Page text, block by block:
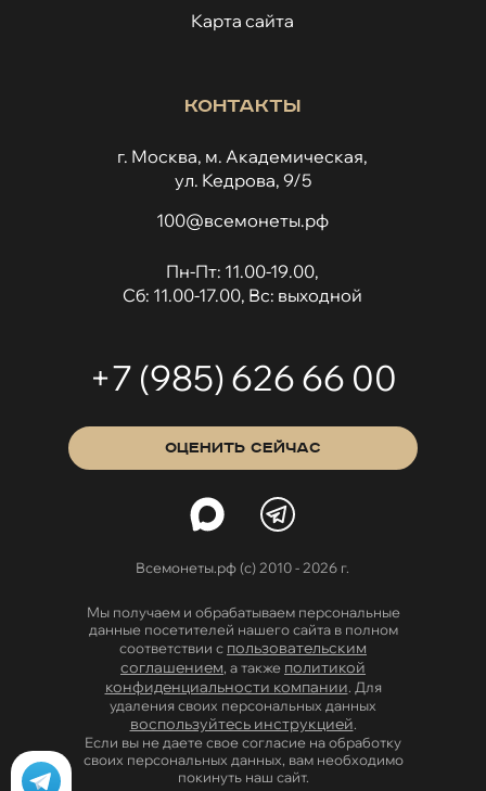
Карта сайта
Контакты
г. Москва, м. Академическая,
ул. Кедрова, 9/5
100@всемонеты.рф
Пн-Пт: 11.00-19.00,
Сб: 11.00-17.00, Вс: выходной
+7 (985) 626 66 00
ОЦЕНИТЬ СЕЙЧАС
Всемонеты.рф (с) 2010 - 2026 г.
Мы получаем и обрабатываем персональные
данные посетителей нашего сайта в полном
соответствии с пользовательским
соглашением, а также политикой
конфиденциальности компании. Для
удаления своих персональных данных
воспользуйтесь инструкцией.
Если вы не даете свое согласие на обработку
своих персональных данных, вам необходимо
покинуть наш сайт.